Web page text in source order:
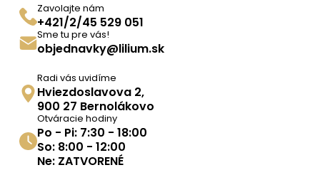
Zavolajte nám
+421/2/45 529 051
Sme tu pre vás!
objednavky@lilium.sk
Radi vás uvidíme
Hviezdoslavova 2,
900 27 Bernolákovo
Otváracie hodiny
Po - Pi: 7:30 - 18:00
So: 8:00 - 12:00
Ne: ZATVORENÉ